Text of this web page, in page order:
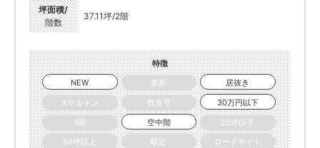
坪面積/
階数
37.11坪/2階
特徴
NEW
更新
居抜き
スケルトン
飲食可
30万円以下
1階
空中階
20坪以下
50坪以上
駅近 ロードサイド